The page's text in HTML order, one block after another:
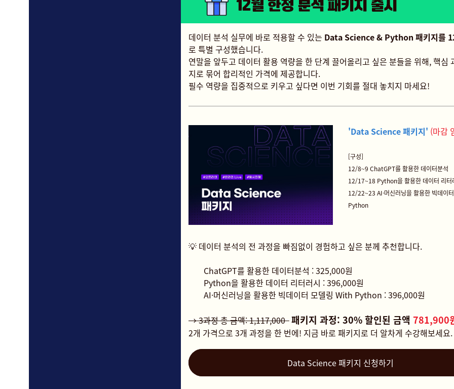
데이터 분석 실무에 바로 적용할 수 있는 Data Science & Python 패키지를
로 특별 구성했습니다.
연말을 앞두고 데이터 활용 역량을 한 단계 끌어올리고 싶은 분들을 위해, 핵심
지로 묶어 합리적인 가격에 제공합니다.
필수 역량을 집중적으로 키우고 싶다면 이번 기회를 절대 놓치지 마세요!
'Data Science 패키지' (마감
[구성]
12/8~9 ChatGPT를 활용한 데이터분석
12/17~18 Python을 활용한 데이터 리터
12/22~23 AI·머신러닝을 활용한 빅데이
Python
💡 데이터 분석의 전 과정을 빠짐없이 경험하고 싶은 분께 추천합니다.
ChatGPT를 활용한 데이터분석 : 325,000원
Python을 활용한 데이터 리터러시 : 396,000원
AI·머신러닝을 활용한 빅데이터 모델링 With Python : 396,000원
→ 3과정 총 금액: 1,117,000패키지 과정: 30% 할인된 금액 781,900
2개 가격으로 3개 과정을 한 번에! 지금 바로 패키지로 더 알차게 수강해보세요.
Data Science 패키지 신청하기